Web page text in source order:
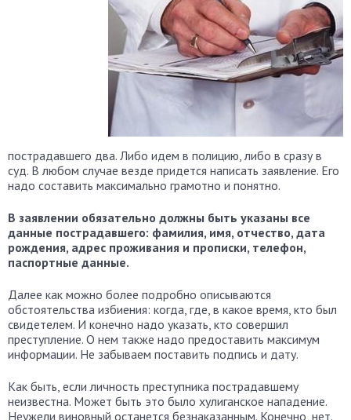
пострадавшего два. Либо идем в полицию, либо в сразу в
суд. В любом случае везде придется написать заявление. Его
надо составить максимально грамотно и понятно.
В заявлении обязательно должны быть указаны все
данные пострадавшего: фамилия, имя, отчество, дата
рождения, адрес проживания и прописки, телефон,
паспортные данные.
Далее как можно более подробно описываются
обстоятельства избиения: когда, где, в какое время, кто был
свидетелем. И конечно надо указать, кто совершил
преступление. О нем также надо предоставить максимум
информации. Не забываем поставить подпись и дату.
Как быть, если личность преступника пострадавшему
неизвестна. Может быть это было хулиганское нападение.
Неужели виновный останется безнаказанным. Конечно, нет.